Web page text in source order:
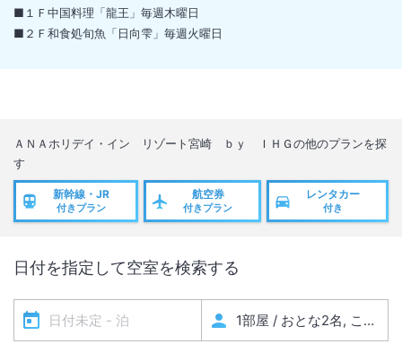
■１Ｆ中国料理「龍王」毎週木曜日
■２Ｆ和食処旬魚「日向雫」毎週火曜日
ＡＮＡホリデイ・イン リゾート宮崎 ｂｙ ＩＨＧの他のプランを探
す
新幹線・JR
付きプラン
航空券
付きプラン
レンタカー
付き
日付を指定して空室を検索する